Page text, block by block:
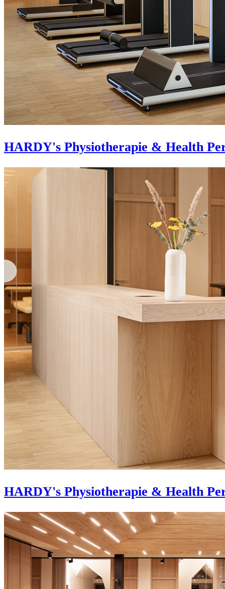
HARDY's Physiotherapie & Health
HARDY's Physiotherapie & Health